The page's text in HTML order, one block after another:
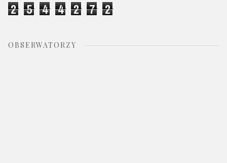
2 5 4 4 2 7 2
OBSERWATORZY